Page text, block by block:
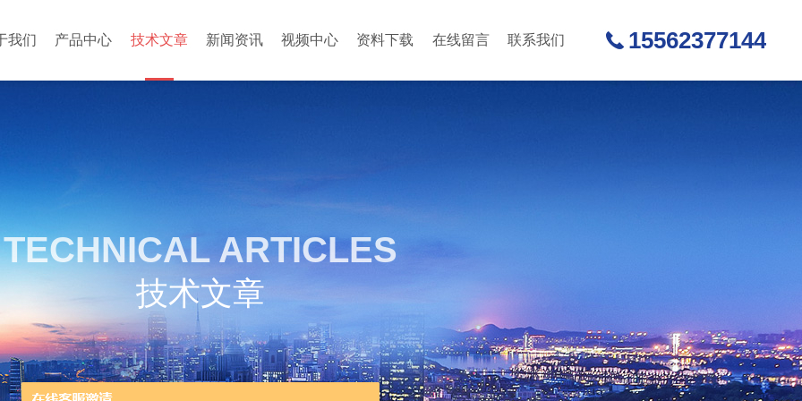
我们 产品中心 技术文章 新闻资讯 视频中心 资料下载 在线留言 联系我们 15562377144
TECHNICAL ARTICLES
技术文章